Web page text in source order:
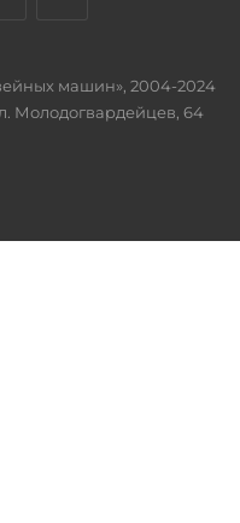
машин», 2004-2024
Молодогвардейцев, 64